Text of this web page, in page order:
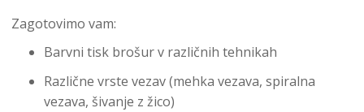
Zagotovimo vam:
Barvni tisk brošur v različnih tehnikah
Različne vrste vezav (mehka vezava, spiralna
vezava, šivanje z žico)